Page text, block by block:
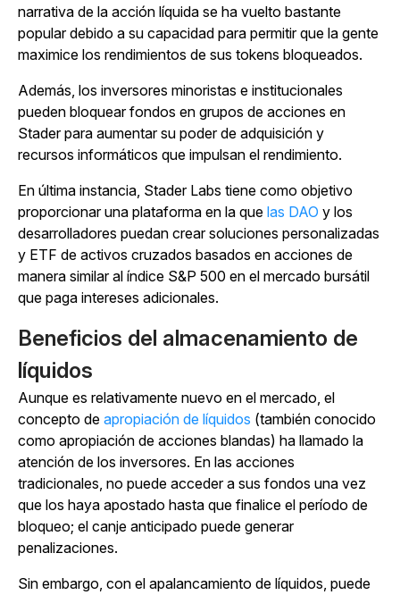
narrativa de la acción líquida se ha vuelto bastante
popular debido a su capacidad para permitir que la gente
maximice los rendimientos de sus tokens bloqueados.
Además, los inversores minoristas e institucionales
pueden bloquear fondos en grupos de acciones en
Stader para aumentar su poder de adquisición y
recursos informáticos que impulsan el rendimiento.
En última instancia, Stader Labs tiene como objetivo
proporcionar una plataforma en la que las DAO y los
desarrolladores puedan crear soluciones personalizadas
y ETF de activos cruzados basados en acciones de
manera similar al índice S&P 500 en el mercado bursátil
que paga intereses adicionales.
Beneficios del almacenamiento de
líquidos
Aunque es relativamente nuevo en el mercado, el
concepto de apropiación de líquidos (también conocido
como apropiación de acciones blandas) ha llamado la
atención de los inversores. En las acciones
tradicionales, no puede acceder a sus fondos una vez
que los haya apostado hasta que finalice el período de
bloqueo; el canje anticipado puede generar
penalizaciones.
Sin embargo, con el apalancamiento de líquidos, puede